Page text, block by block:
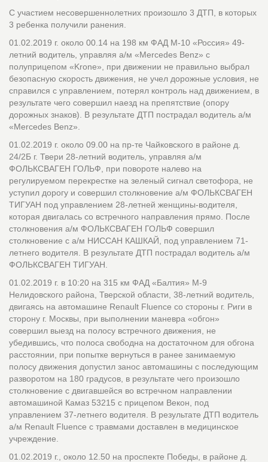
С участием несовершеннолетних произошло 3 ДТП, в которых
3 ребенка получили ранения.
01.02.2019 г. около 00.14 на 198 км ФАД М-10 «Россия» 49-
летний водитель, управляя а/м «Mercedes Benz» с
полуприцепом «Krone», при движении не правильно выбрал
безопасную скорость движения, не учел дорожные условия, не
справился с управлением, потерял контроль над движением, в
результате чего совершил наезд на препятствие (опору
дорожных знаков). В результате ДТП пострадал водитель а/м
«Mercedes Benz».
01.02.2019 г. около 09.00 на пр-те Чайковского в районе д.
24/2Б г. Твери 28-летний водитель, управляя а/м
ФОЛЬКСВАГЕН ГОЛЬФ, при повороте налево на
регулируемом перекрестке на зеленый сигнал светофора, не
уступил дорогу и совершил столкновение а/м ФОЛЬКСВАГЕН
ТИГУАН под управлением 28-летней женщины-водителя,
которая двигалась со встречного направления прямо. После
столкновения а/м ФОЛЬКСВАГЕН ГОЛЬФ совершил
столкновение с а/м НИССАН КАШКАЙ, под управлением 71-
летнего водителя. В результате ДТП пострадал водитель а/м
ФОЛЬКСВАГЕН ТИГУАН.
01.02.2019 г. в 10:20 на 315 км ФАД «Балтия» М-9
Нелидовского района, Тверской области, 38-летний водитель,
двигаясь на автомашине Renault Fluence со стороны г. Риги в
сторону г. Москвы, при выполнении маневра «обгон»
совершил выезд на полосу встречного движения, не
убедившись, что полоса свободна на достаточном для обгона
расстоянии, при попытке вернуться в ранее занимаемую
полосу движения допустил занос автомашины с последующим
разворотом на 180 градусов, в результате чего произошло
столкновение c двигавшейся во встречном направлении
автомашиной Камаз 53215 с прицепом Векон, под
управлением 37-летнего водителя. В результате ДТП водитель
а/м Renault Fluence с травмами доставлен в медицинское
учреждение.
01.02.2019 г., около 12.50 на проспекте Победы, в районе д.